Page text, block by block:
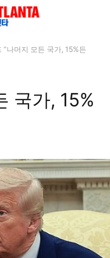
“나머지 모든 국가, 15%든
국가, 15%